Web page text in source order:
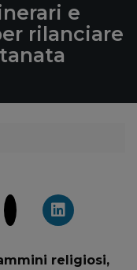
e
rilanciare
religiosi,